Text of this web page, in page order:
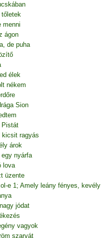
tőletek
menni
ágon
de puha
élek
nékem
Sion
Pistát
kicsit ragyás
árok
egy nyárfa
lova
üzente
e 1; Amely leány fényes, kevély
jódat
vagyok
szarvát